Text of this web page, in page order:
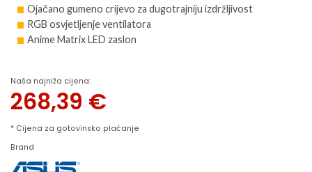
Ojačano gumeno crijevo za dugotrajniju izdržljivost
RGB osvjetljenje ventilatora
Anime Matrix LED zaslon
Naša najniža cijena:
268,39 €
* Cijena za gotovinsko plaćanje
Brand